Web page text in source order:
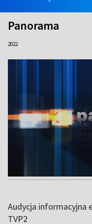
Panorama
2022
Audycja informacyjna
TVP2